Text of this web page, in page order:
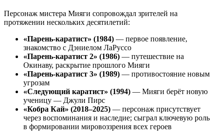
Персонаж мистера Мияги сопровождал зрителей на
протяжении нескольких десятилетий:
«Парень-каратист» (1984) — первое появление,
знакомство с Дэниелом ЛаРуссо
«Парень-каратист 2» (1986) — путешествие на
Окинаву, раскрытие прошлого Мияги
«Парень-каратист 3» (1989) — противостояние новым
угрозам
«Следующий каратист» (1994) — Мияги берёт новую
ученицу — Джули Пирс
«Кобра Кай» (2018–2025) — персонаж присутствует
через воспоминания и наследие; сыграл ключевую роль
в формировании мировоззрения всех героев